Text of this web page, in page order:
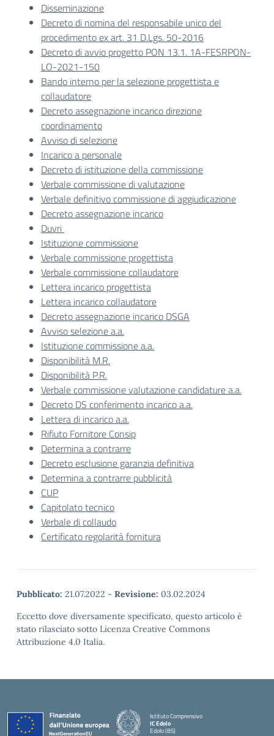
Disseminazione
Decreto di nomina del responsabile unico del
procedimento ex art. 31 D.Lgs. 50-2016
Decreto di avvio progetto PON 13.1. 1A-FESRPON-
LO-2021-150
Bando interno per la selezione progettista e
collaudatore
Decreto assegnazione incarico direzione
coordinamento
Avviso di selezione
Incarico a personale
Decreto di istituzione della commissione
Verbale commissione di valutazione
Verbale definitivo commissione di aggiudicazione
Decreto assegnazione incarico
Duvri
Istituzione commissione
Verbale commissione progettista
Verbale commissione collaudatore
Lettera incarico progettista
Lettera incarico collaudatore
Decreto assegnazione incarico DSGA
Avviso selezione a.a.
Istituzione commissione a.a.
Disponibilità M.R.
Disponibilità P.R.
Verbale commissione valutazione candidature a.a.
Decreto DS conferimento incarico a.a.
Lettera di incarico a.a.
Rifiuto Fornitore Consip
Determina a contrarre
Decreto esclusione garanzia definitiva
Determina a contrarre pubblicità
CUP
Capitolato tecnico
Verbale di collaudo
Certificato regolarità fornitura
Pubblicato: 21.07.2022 - Revisione: 03.02.2024
Eccetto dove diversamente specificato, questo articolo è
stato rilasciato sotto Licenza Creative Commons
Attribuzione 4.0 Italia.
Istituto Comprensivo
IC Edolo
Edolo (BS)